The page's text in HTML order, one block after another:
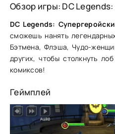
Обзор игры: DC
DC Legends:
сможешь нанять
Бэтмена, Флэша, Чудо-
других, чтобы столкнуть
комиксов!
Геймплей